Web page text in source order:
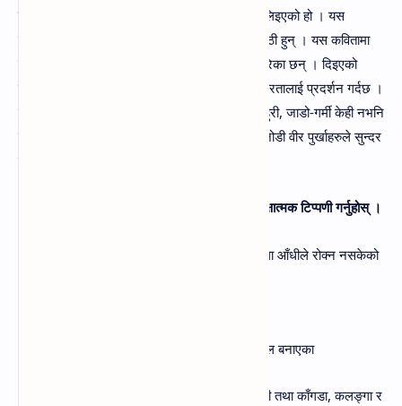
दिइएको कवितांश कक्षा १ को नेपाली किताबबाट लिइएको हो । यस
देशभक्तिले ओतपोत भएको कविताका कवि वासुदेव त्रिपाठी हुन्‌ । यस कवितामा
नेपाली वीर पुर्खाहरुको अदम्य वीरगाधा कविले उजागर गरेका छन्‌ । दिइएको
कवितांशले नेपालीहरुको अदम्य साहस, देशभक्ति एवम्‌ वीरतालाई प्रदर्शन गर्दछ ।
युद्धको क्रममा आइपर्ने खोला-नाला, पहाङ-पर्वत, आधी-हुरी, जाडो-गर्मी केही नभनि
निरन्तर गरुङको वेगमा लडेर हिमाल, पहाड एवम्‌ तराई जोडी वीर पुर्खाहरुले सुन्दर
८. दिइएका बुँदाका आधारमा "वीर पुर्खा" कविताको समीक्षात्मक टिप्पणी गर्नुहोस्‌ ।
(क) पुर्खाको विजय यात्रालाई पहाड र खोलाले छेक्न तथा आँधीले रोक्न नसकेको
(ग) पौरखी पुर्खाले तराई, पहाड र हिमाललाई जोडेर नेपाल बनाएका
(घ) हाम्रा वीर पुर्खाको बहादुरीको गीत टिस्टा र राबी नदी तथा काँगडा, कलङ्गा र